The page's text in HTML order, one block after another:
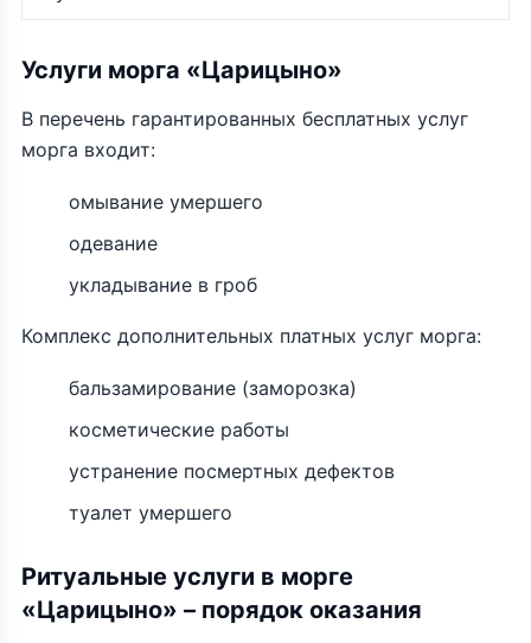
Услуги морга «Царицыно»
В перечень гарантированных бесплатных услуг
морга входит:
омывание умершего
одевание
укладывание в гроб
Комплекс дополнительных платных услуг морга:
бальзамирование (заморозка)
косметические работы
устранение посмертных дефектов
туалет умершего
Ритуальные услуги в морге
«Царицыно» – порядок оказания